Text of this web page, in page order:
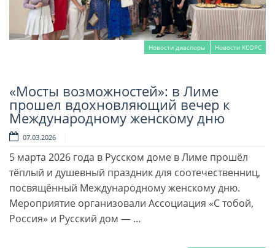
Новости диаспоры Новости КСОРС
Читать далее
«Мосты возможностей»: в Лиме
прошел вдохновляющий вечер к
Международному женскому дню
07.03.2026
5 марта 2026 года в Русском доме в Лиме прошёл
тёплый и душевный праздник для соотечественниц,
посвящённый Международному женскому дню.
Мероприятие организовали Ассоциация «С тобой,
Россия» и Русский дом — …